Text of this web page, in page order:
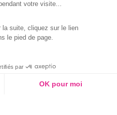
votre visite...
la suite, cliquez sur le lien
le pied de page.
par
OK pour moi